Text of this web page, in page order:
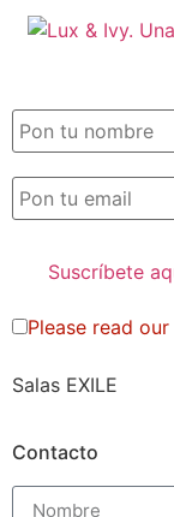
Please read our
Salas EXILE
Contacto